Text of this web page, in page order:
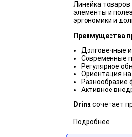
Линейка товаров
элементы и
эргономики и
Преимущества
Долговечные
Современные
Регулярное
Ориентация на
Разнообразие
Активное
Drina сочетает
Подробнее